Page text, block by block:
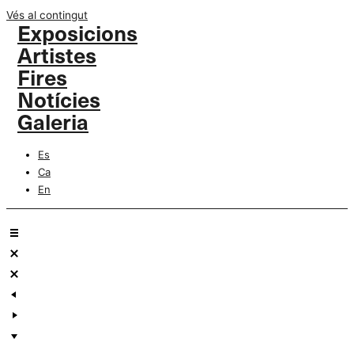
Vés al contingut
Exposicions
Artistes
Fires
Notícies
Galeria
Es
Ca
En